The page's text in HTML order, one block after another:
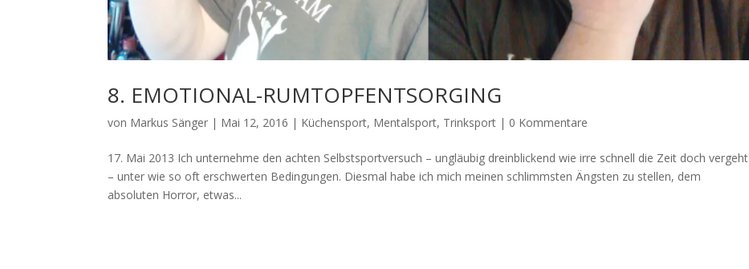
8. EMOTIONAL-RUMTOPFENTSORGING
von Markus Sänger | Mai 12, 2016 | Küchensport, Mentalsport, Trinksport | 0 Kommentare
17. Mai 2013 Ich unternehme den achten Selbstsportversuch – ungläubig dreinblickend wie irre schnell die Zeit doch vergeht
– unter wie so oft erschwerten Bedingungen. Diesmal habe ich mich meinen schlimmsten Ängsten zu stellen, dem
absoluten Horror, etwas...